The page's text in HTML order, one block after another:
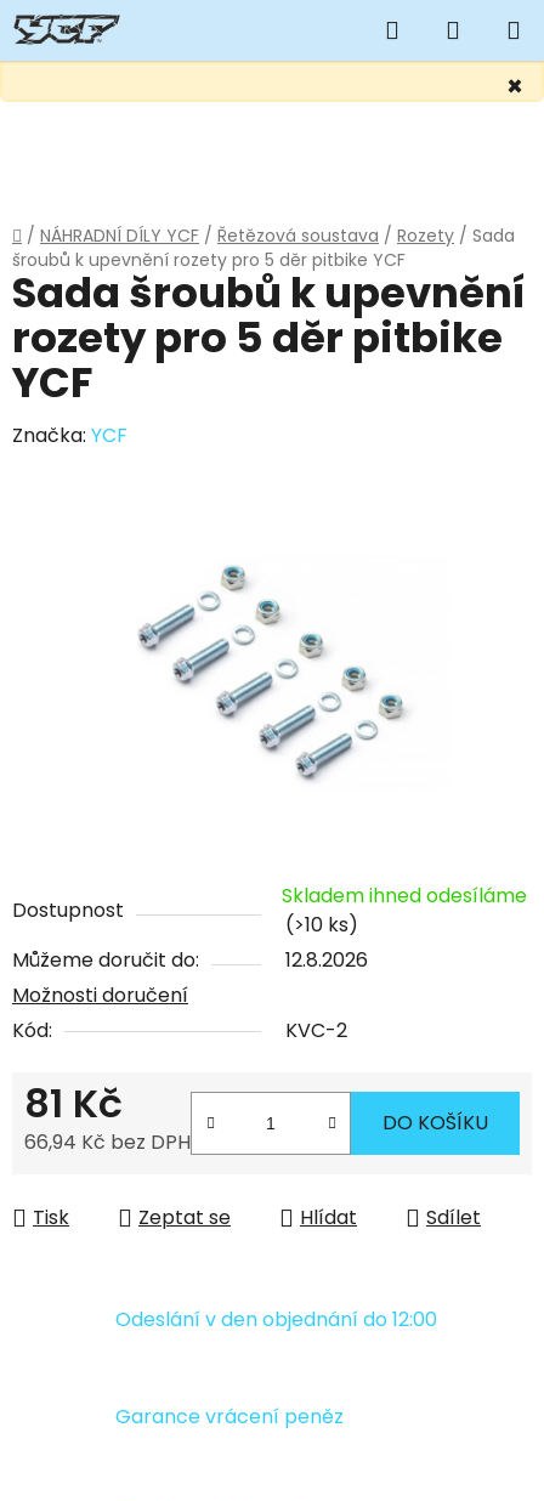
×
Hledat
KOŠÍK
Domů
/ NÁHRADNÍ DÍLY YCF / Řetězová soustava / Rozety / Sada
šroubů k upevnění rozety pro 5 děr pitbike YCF
Dostupnost
Skladem ihned odesíláme
(>10 ks)
Můžeme doručit do:
12.8.2026
Možnosti doručení
Kód:
KVC-2
81 Kč
66,94 Kč bez DPH
DO KOŠÍKU
Tisk Zeptat se Hlídat Sdílet
Sada šroubů k upevnění
rozety pro 5 děr pitbike
YCF
Značka: YCF
Odeslání v den objednání do 12:00
Garance vrácení peněz